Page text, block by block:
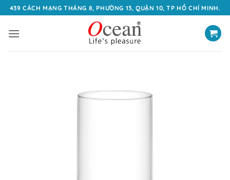
qua
nội
439 CÁCH MẠNG THÁNG 8, PHƯỜNG 13, QUẬN 10, TP HỒ CHÍ MINH.